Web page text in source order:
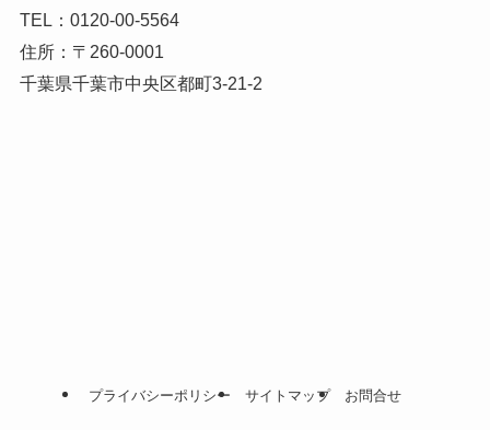
TEL：0120-00-5564
住所：〒260-0001
千葉県千葉市中央区都町3-21-2
プライバシーポリシー サイトマップ お問合せ